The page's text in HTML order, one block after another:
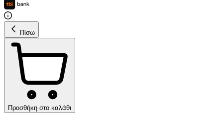
Πίσω
Προσθήκη στο καλάθι